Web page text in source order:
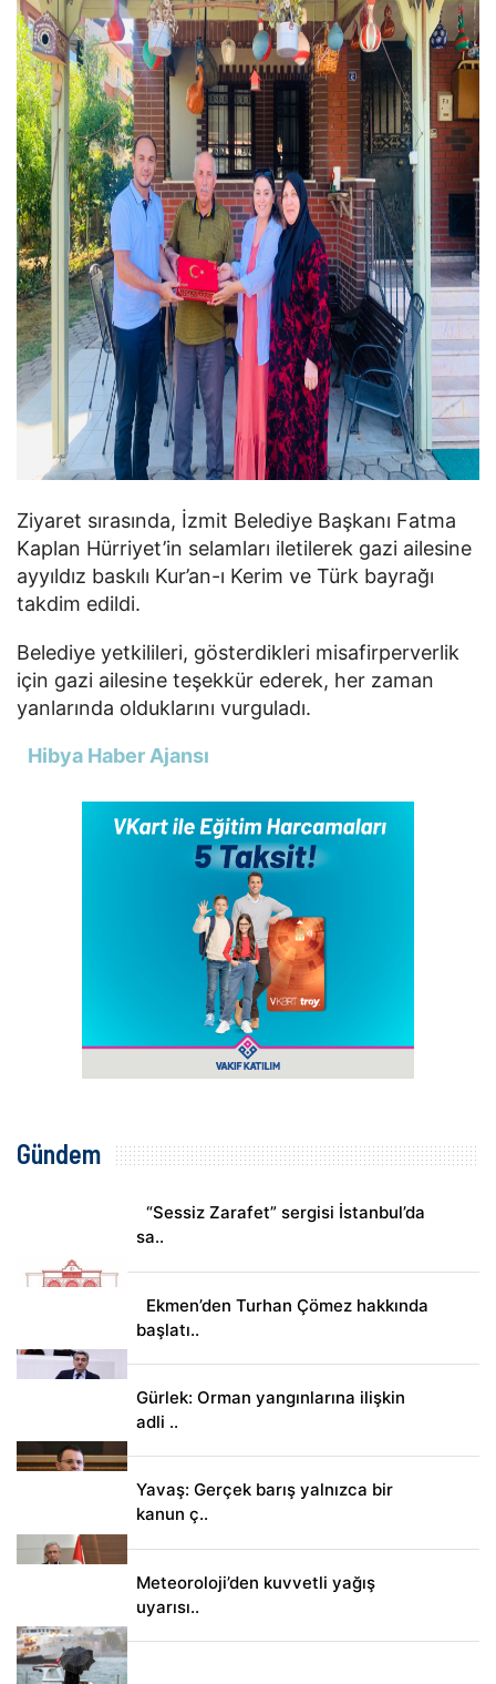
Ziyaret sırasında, İzmit Belediye Başkanı Fatma
Kaplan Hürriyet’in selamları iletilerek gazi ailesine
ayyıldız baskılı Kur’an-ı Kerim ve Türk bayrağı
takdim edildi.
Belediye yetkilileri, gösterdikleri misafirperverlik
için gazi ailesine teşekkür ederek, her zaman
yanlarında olduklarını vurguladı.
Hibya Haber Ajansı
Gündem
“Sessiz Zarafet” sergisi İstanbul’da
sa..
Ekmen’den Turhan Çömez hakkında
başlatı..
Gürlek: Orman yangınlarına ilişkin
adli ..
Yavaş: Gerçek barış yalnızca bir
kanun ç..
Meteoroloji’den kuvvetli yağış
uyarısı..